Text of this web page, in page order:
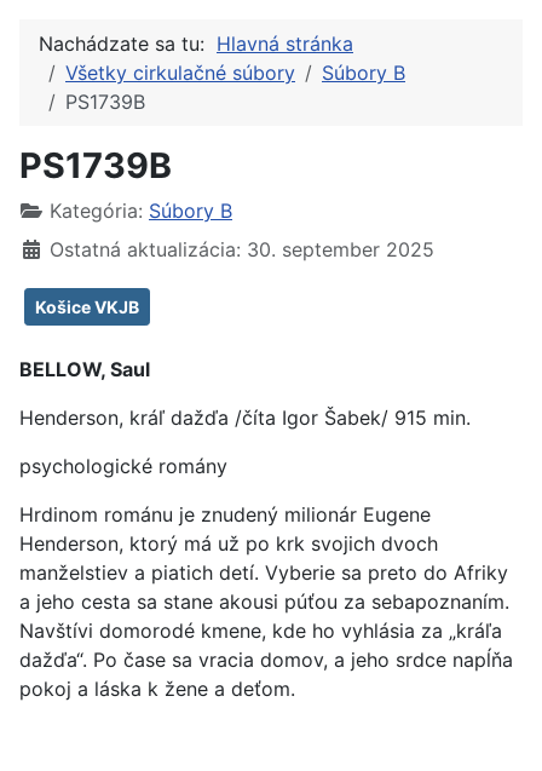
Nachádzate sa tu: Hlavná stránka
Všetky cirkulačné súbory
Súbory B
PS1739B
PS1739B
Kategória: Súbory B
Ostatná aktualizácia: 30. september 2025
Košice VKJB
BELLOW, Saul
Henderson, kráľ dažďa /číta Igor Šabek/ 915 min.
psychologické romány
Hrdinom románu je znudený milionár Eugene
Henderson, ktorý má už po krk svojich dvoch
manželstiev a piatich detí. Vyberie sa preto do Afriky
a jeho cesta sa stane akousi púťou za sebapoznaním.
Navštívi domorodé kmene, kde ho vyhlásia za „kráľa
dažďa“. Po čase sa vracia domov, a jeho srdce napĺňa
pokoj a láska k žene a deťom.